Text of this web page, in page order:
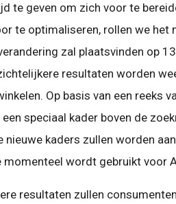
te geven om zich voor te
te optimaliseren, rollen we het
zal plaatsvinden op
resultaten worden
Op basis van een reeks
speciaal kader boven de
nieuwe kaders zullen worden
momenteel wordt gebruikt voor
resultaten zullen